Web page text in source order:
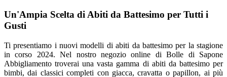
Un'Ampia Scelta di Abiti da Battesimo per Tutti i
Gusti
Ti presentiamo i nuovi modelli di abiti da battesimo per la stagione
in corso 2024. Nel nostro negozio online di Bolle di Sapone
Abbigliamento troverai una vasta gamma di abiti da battesimo per
bimbi, dai classici completi con giacca, cravatta o papillon, ai più